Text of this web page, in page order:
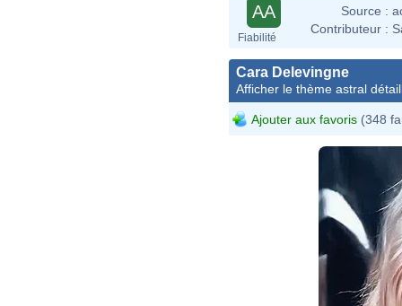
AA
Fiabilité
Source :
Contributeur :
Cara Delevingne
Afficher le thème astral
Ajouter aux favoris (348